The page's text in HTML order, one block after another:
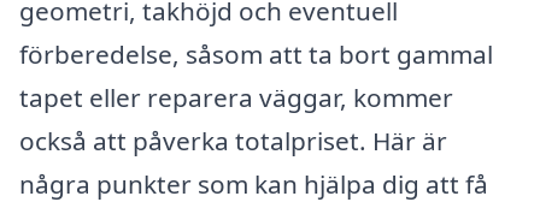
geometri, takhöjd och eventuell
förberedelse, såsom att ta bort gammal
tapet eller reparera väggar, kommer
också att påverka totalpriset. Här är
några punkter som kan hjälpa dig att få